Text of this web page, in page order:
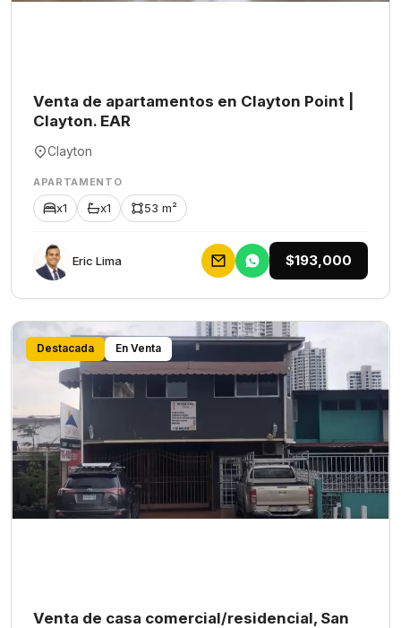
Venta de apartamentos en Clayton Point |
Clayton. EAR
Clayton
APARTAMENTO
x1 x1 53 m²
Eric Lima $193,000
Destacada En Venta
Venta de casa comercial/residencial, San